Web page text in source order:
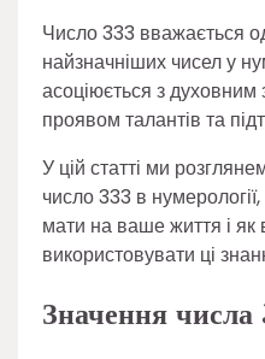
Число 333 вважається
найзначніших чисел у
асоціюється з духовним
проявом талантів та
У цій статті ми
число 333 в
мати на ваше життя і
використовувати ці
Значення числа